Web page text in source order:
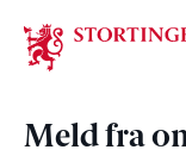
Meld fra